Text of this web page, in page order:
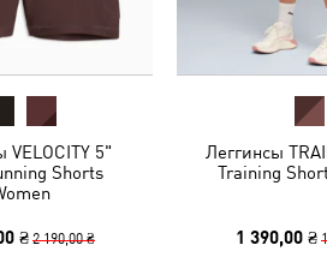
VELOCITY 5"
Shorts
₴ 2 190,00 ₴
Леггинсы
Training
1 390,00 ₴